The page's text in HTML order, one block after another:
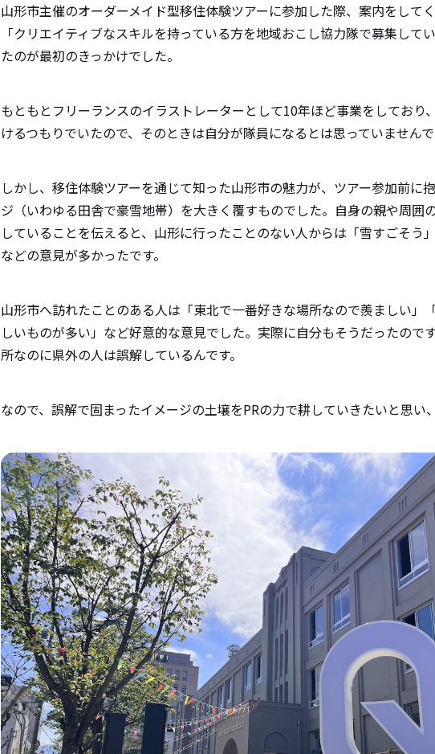
ポットなど）
山形市主催のオーダーメイド型移住体験ツアーに参加した際、案内をして
「クリエイティブなスキルを持っている方を地域おこし協力隊で募集して
たのが最初のきっかけでした。
もともとフリーランスのイラストレーターとして10年ほど事業をしており
けるつもりでいたので、そのときは自分が隊員になるとは思っていませんで
しかし、移住体験ツアーを通じて知った山形市の魅力が、ツアー参加前に
ジ（いわゆる田舎で豪雪地帯）を大きく覆すものでした。自身の親や周囲
していることを伝えると、山形に行ったことのない人からは「雪すごそう
などの意見が多かったです。
山形市へ訪れたことのある人は「東北で一番好きな場所なので羨ましい」
しいものが多い」など好意的な意見でした。実際に自分もそうだったので
所なのに県外の人は誤解しているんです。
なので、誤解で固まったイメージの土壌をPRの力で耕していきたいと思い